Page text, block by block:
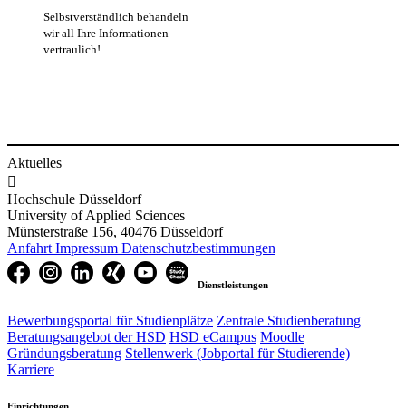
Selbstverständlich behandeln
wir all Ihre Informationen
vertraulich!
Aktuelles

Hochschule Düsseldorf
University of Applied Sciences
Münsterstraße 156, 40476 Düsseldorf
Anfahrt Impressum Datenschutzbestimmungen
Dienstleistungen
Bewerbungsportal für Studienplätze Zentrale Studienberatung
Beratungsangebot der HSD HSD eCampus Moodle
Gründungsberatung Stellenwerk (Jobportal für Studierende)
Karriere